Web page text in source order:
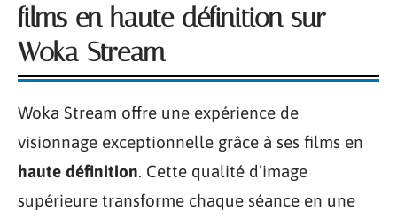
films en haute définition sur
Woka Stream
Woka Stream offre une expérience de
visionnage exceptionnelle grâce à ses films en
haute définition. Cette qualité d’image
supérieure transforme chaque séance en une